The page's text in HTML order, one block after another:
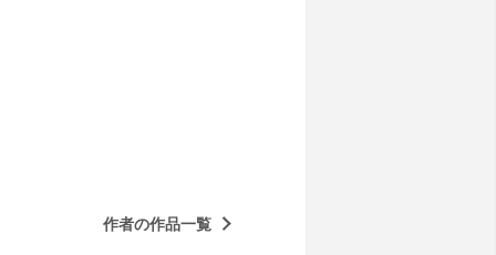
作者の作品一覧